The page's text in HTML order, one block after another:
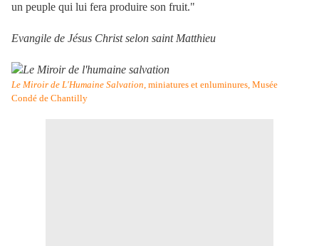
un peuple qui lui fera produire son fruit."
Evangile de Jésus Christ selon saint Matthieu
Le Miroir de L'Humaine Salvation, miniatures et enluminures, Musée
Condé de Chantilly